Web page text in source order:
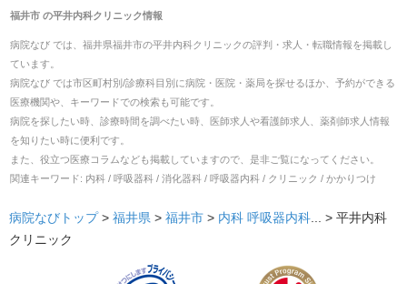
福井市の平井内科クリニック情報
病院なび では、 福井県福井市の平井内科クリニックの評判・求人・転職情報を掲載し
ています。
病院なび では市区町村別/診療科目別に病院・医院・薬局を探せるほか、予約ができる
医療機関や、キーワードでの検索も可能です。
病院を探したい時、診療時間を調べたい時、医師求人や看護師求人、薬剤師求人情報
を知りたい時に便利です。
また、役立つ医療コラムなども掲載していますので、是非ご覧になってください。
関連キーワード: 内科 / 呼吸器科 / 消化器科 / 呼吸器内科 / クリニック / かかりつけ
病院なびトップ > 福井県 > 福井市 > 内科 呼吸器内科 ... > 平井内科
クリニック